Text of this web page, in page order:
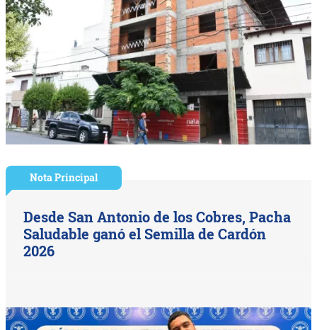
Nota Principal
Desde San Antonio de los Cobres, Pacha
Saludable ganó el Semilla de Cardón
2026